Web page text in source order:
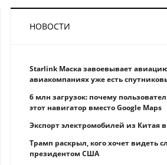
НОВОСТИ
Starlink Маска завоевывает
авиакомпаниях уже есть
6 млн загрузок: почему
этот навигатор вместо Google Maps
Экспорт электромобилей из Китая
Трамп раскрыл, кого хочет видеть
президентом США